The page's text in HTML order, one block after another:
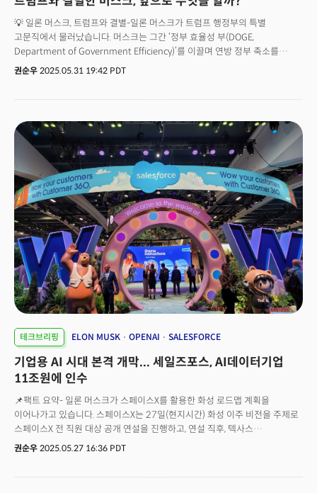
💡 일론 머스크, 트럼프와 결별-일론 머스크가 트럼프 행정부의 특별
고문직에서 물러났습니다. 머스크는 그간 ‘정부 효율성 부(DOGE,
Department of Government Efficiency)’를 이끌며 연방 정부 축소를
추진해 왔습니다. - 머스크는 지난 28일(현지시간) X(구 트위터)를 통해
해고되고, 여러 연방 기관의 통폐합이 이뤄졌습니다. 머스크는 초기엔 정부
축소를 통해 "막대한 예산 절감"이 가능하다고 주장했으나, 워싱턴포스트와의
인터뷰에서 “정부 규모를 줄이는 건 생각보다 훨씬 더 어렵다”고
인정했습니다. - 머스크와 트럼프의 갈등이 수면 위로 드러났습니다. 머스크는
"트럼프의 '크고 아름다운 법안(Big Beautiful Bill)'이 DOGE의 효율화 작업을
약화시킨다"고 공개적으로 비판했습니다. 또 정치 자금 지출도 "앞으로는 훨씬
덜 할 것"이라고 밝혔습니다. - 머스크의 일련의 언론 인터뷰는 일종의 퇴직
인터뷰이자 이미지 복구 작업으로 보입니다. 정치적 논란 속에 묻힌
'사업가이자 비전가'로서의 정체성을 되찾기 위한 시도로 풀이됩니다.
권순우 2025.05.31 19:42 PDT
테크브리핑 ELON MUSK OPENAI SALESFORCE
기업용 AI 시대 본격 개막... 세일즈포스, AI데이터기업
11조원에 인수
📌팩트 요약- 일론 머스크가 스페이스X를 활용한 화성 로드맵 계획을
이어나가고 있습니다. 스페이스X는 27일(현지시간) 화성 이주 비전을 주제로
스페이스X 전 직원 대상 공개 연설을 진행하고, 연설 직후, 텍사스
스타베이스에서 스타십 9차 시험비행을 진행할 예정입니다. 당초 오후 6시
권순우 2025.05.27 16:36 PDT